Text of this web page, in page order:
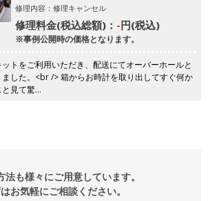
修理内容：修理キャンセル
修理料金(税込総額)： -円(税込)
※事例公開時の価格となります。
トをご利用いただき、配送にてオーバーホールと
した。<br /> 箱からお時計を取り出してすぐ何か
と見て驚…
法も様々にご用意しています。
お気軽にご相談ください。